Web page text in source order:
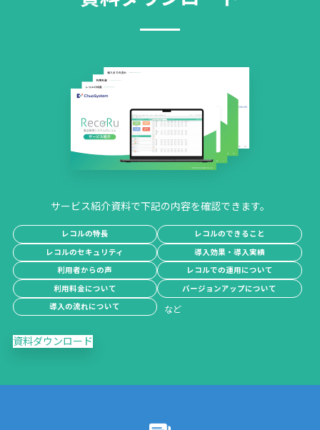
サービス紹介資料で下記の内容を確認できます。
レコルの特長
レコルのできること
レコルのセキュリティ
導入効果・導入実績
利用者からの声
レコルでの運用について
利用料金について
バージョンアップについて
導入の流れについて
資料ダウンロード